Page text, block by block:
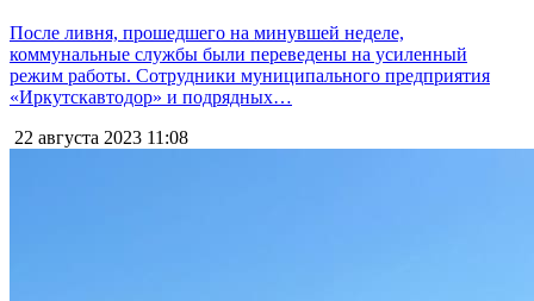
После ливня, прошедшего на минувшей неделе,
коммунальные службы были переведены на усиленный
режим работы. Сотрудники муниципального предприятия
«Иркутскавтодор» и подрядных…
22 августа 2023 11:08